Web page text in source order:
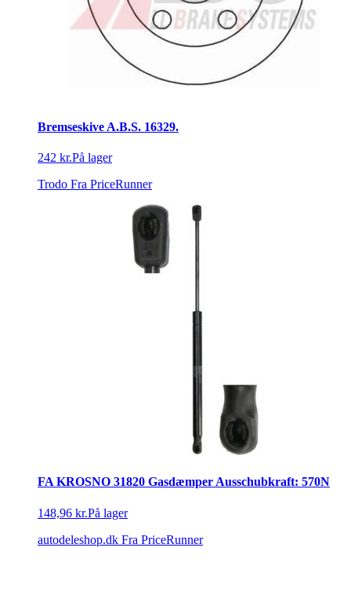
Bremseskive A.B.S. 16329.
242 kr.På lager
Trodo Fra PriceRunner
FA KROSNO 31820 Gasdæmper Ausschubkraft: 570N
148,96 kr.På lager
autodeleshop.dk Fra PriceRunner